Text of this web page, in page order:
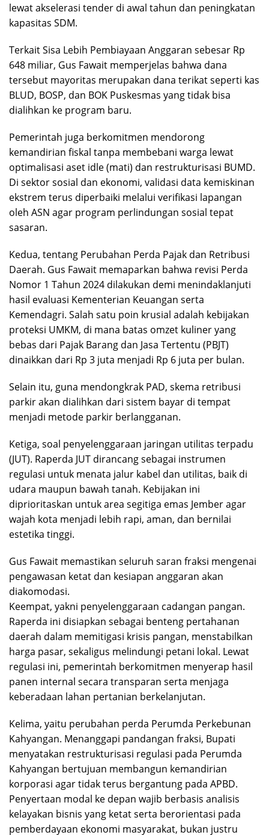
lewat akselerasi tender di awal tahun dan peningkatan
kapasitas SDM.
Terkait Sisa Lebih Pembiayaan Anggaran sebesar Rp
648 miliar, Gus Fawait memperjelas bahwa dana
tersebut mayoritas merupakan dana terikat seperti kas
BLUD, BOSP, dan BOK Puskesmas yang tidak bisa
dialihkan ke program baru.
Pemerintah juga berkomitmen mendorong
kemandirian fiskal tanpa membebani warga lewat
optimalisasi aset idle (mati) dan restrukturisasi BUMD.
Di sektor sosial dan ekonomi, validasi data kemiskinan
ekstrem terus diperbaiki melalui verifikasi lapangan
oleh ASN agar program perlindungan sosial tepat
sasaran.
Kedua, tentang Perubahan Perda Pajak dan Retribusi
Daerah. Gus Fawait memaparkan bahwa revisi Perda
Nomor 1 Tahun 2024 dilakukan demi menindaklanjuti
hasil evaluasi Kementerian Keuangan serta
Kemendagri. Salah satu poin krusial adalah kebijakan
proteksi UMKM, di mana batas omzet kuliner yang
bebas dari Pajak Barang dan Jasa Tertentu (PBJT)
dinaikkan dari Rp 3 juta menjadi Rp 6 juta per bulan.
Selain itu, guna mendongkrak PAD, skema retribusi
parkir akan dialihkan dari sistem bayar di tempat
menjadi metode parkir berlangganan.
Ketiga, soal penyelenggaraan jaringan utilitas terpadu
(JUT). Raperda JUT dirancang sebagai instrumen
regulasi untuk menata jalur kabel dan utilitas, baik di
udara maupun bawah tanah. Kebijakan ini
diprioritaskan untuk area segitiga emas Jember agar
wajah kota menjadi lebih rapi, aman, dan bernilai
estetika tinggi.
Gus Fawait memastikan seluruh saran fraksi mengenai
pengawasan ketat dan kesiapan anggaran akan
diakomodasi.
Keempat, yakni penyelenggaraan cadangan pangan.
Raperda ini disiapkan sebagai benteng pertahanan
daerah dalam memitigasi krisis pangan, menstabilkan
harga pasar, sekaligus melindungi petani lokal. Lewat
regulasi ini, pemerintah berkomitmen menyerap hasil
panen internal secara transparan serta menjaga
keberadaan lahan pertanian berkelanjutan.
Kelima, yaitu perubahan perda Perumda Perkebunan
Kahyangan. Menanggapi pandangan fraksi, Bupati
menyatakan restrukturisasi regulasi pada Perumda
Kahyangan bertujuan membangun kemandirian
korporasi agar tidak terus bergantung pada APBD.
Penyertaan modal ke depan wajib berbasis analisis
kelayakan bisnis yang ketat serta berorientasi pada
pemberdayaan ekonomi masyarakat, bukan justru